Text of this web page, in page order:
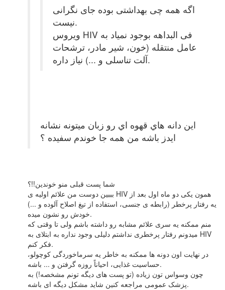
اگه همه چی بهداشتی بوده جای نگرانی
نیست.
ویروس HIV فی البداهه بوجود نمیاد به
عامل منتقله (خون، شیر مادر، ترشحات
آلت تناسلی و ...) نیاز داره.
اين دانه هاي قهوه اي رو زبان ميتونه نشانه
ايدز باشه من همه جا خوندم سفيده ؟
شما پست قبلی منو خوندین!!؟
بببین دوست من علائم اولیه ی HIV همون یکی دو ماه اول بعد از
یه رفتار پرخطر (رابطه ی جنسی، استفاده از تیغ اصلاح آلوده و ...)
خودش رو نشون میده.
منم ممکنه یه سری علائم مشابه رو داشته باشم ولی تا وقتی که
میدونم رفتار پرخطری نداشتم دلیلی وجود نداره به ابتلای به HIV
فکر کنم.
در نهایت اون دونه ها ممکنه به خاطر یه سرماخوردگی کوچولو،
حساسیت غذایی، احیاناً روزه گرفتن و ... باشه.
چون وسواس تون زیاده (تو پست های دیگه تونم مشخصه!) به
پزشک عمومی مراجعه کنین شاید مشکل دیگه ای باشه.